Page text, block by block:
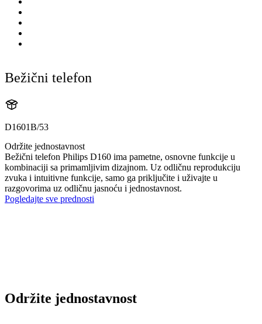
Bežični telefon
D1601B/53
Održite jednostavnost
Bežični telefon Philips D160 ima pametne, osnovne funkcije u
kombinaciji sa primamljivim dizajnom. Uz odličnu reprodukciju
zvuka i intuitivne funkcije, samo ga priključite i uživajte u
razgovorima uz odličnu jasnoću i jednostavnost.
Pogledajte sve prednosti
Održite jednostavnost